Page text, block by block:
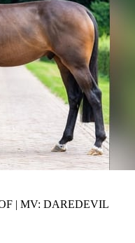
| MV: DAREDEVIL